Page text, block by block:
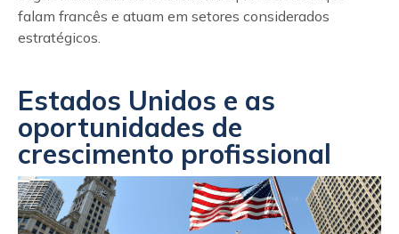
falam francês e atuam em setores considerados
estratégicos.
Estados Unidos e as
oportunidades de
crescimento profissional